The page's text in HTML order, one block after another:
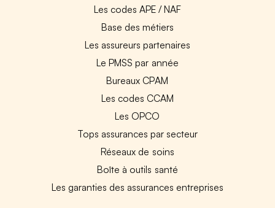
Les codes APE / NAF
Base des métiers
Les assureurs partenaires
Le PMSS par année
Bureaux CPAM
Les codes CCAM
Les OPCO
Tops assurances par secteur
Réseaux de soins
Boîte à outils santé
Les garanties des assurances entreprises